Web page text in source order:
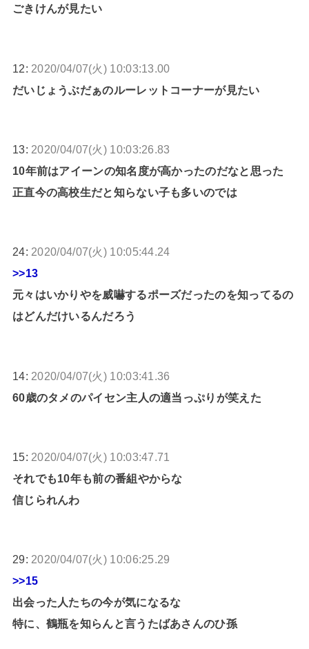
ごきけんが見たい
12: 2020/04/07(火) 10:03:13.00
だいじょうぶだぁのルーレットコーナーが見たい
13: 2020/04/07(火) 10:03:26.83
10年前はアイーンの知名度が高かったのだなと思った
正直今の高校生だと知らない子も多いのでは
24: 2020/04/07(火) 10:05:44.24
>>13
元々はいかりやを威嚇するポーズだったのを知ってるの
はどんだけいるんだろう
14: 2020/04/07(火) 10:03:41.36
60歳のタメのパイセン主人の適当っぷりが笑えた
15: 2020/04/07(火) 10:03:47.71
それでも10年も前の番組やからな
信じられんわ
29: 2020/04/07(火) 10:06:25.29
>>15
出会った人たちの今が気になるな
特に、鶴瓶を知らんと言うたばあさんのひ孫